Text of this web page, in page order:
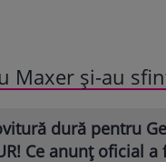
Maxer și-au
dură pentru
Ce anunț oficial